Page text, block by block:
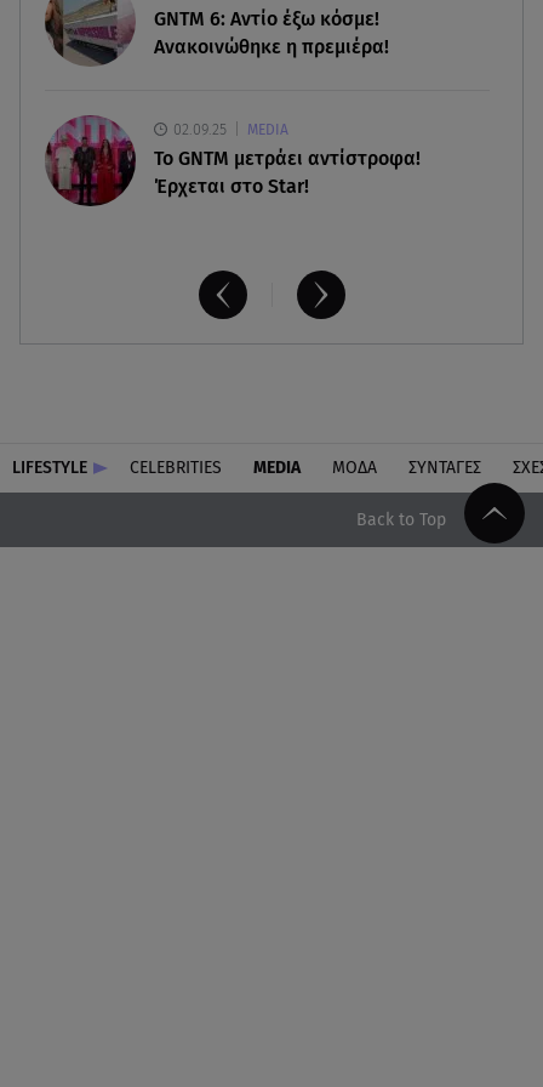
πιθανόν από πυροβολισμό
GNTM 6: Αντίο έξω κόσμε!
Ανακοινώθηκε η πρεμιέρα!
02.09.25 MEDIA
Το GNTM μετράει αντίστροφα!
Έρχεται στο Star!
LIFESTYLE CELEBRITIES MEDIA ΜΟΔΑ ΣΥΝΤΑΓΕΣ
Back to Top